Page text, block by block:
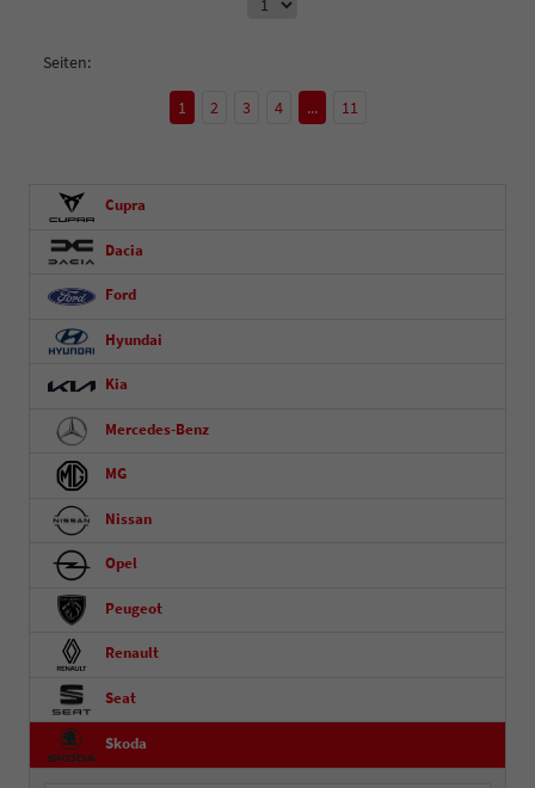
Seiten:
1 2 3 4 ... 11
Cupra
Dacia
Ford
Hyundai
Kia
Mercedes-Benz
MG
Nissan
Opel
Peugeot
Renault
Seat
Skoda